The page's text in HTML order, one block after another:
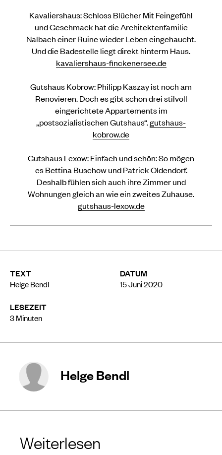
TEXT
Helge Bendl
LESEZEIT
3Minuten
DATUM
15 Juni 2020
Kavaliershaus: Schloss Blücher Mit Feingefühl
und Geschmack hat die Architektenfamilie
Nalbach einer Ruine wieder Leben eingehaucht.
Und die Badestelle liegt direkt hinterm Haus.
kavaliershaus-finckenersee.de
Gutshaus Kobrow: Philipp Kaszay ist noch am
Renovieren. Doch es gibt schon drei stilvoll
eingerichtete Appartements im
„postsozialistischen Gutshaus“.gutshaus-
kobrow.de
Gutshaus Lexow: Einfach und schön: So mögen
es Bettina Buschow und Patrick Oldendorf.
Deshalb fühlen sich auch ihre Zimmer und
Wohnungen gleich an wie ein zweites Zuhause.
gutshaus-lexow.de
Helge Bendl
Weiterlesen